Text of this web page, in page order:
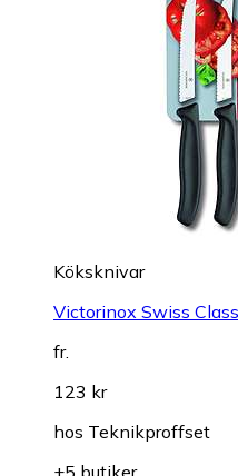
Köksknivar
Victorinox Swiss
fr.
123 kr
hos Teknikproffset
+5 butiker